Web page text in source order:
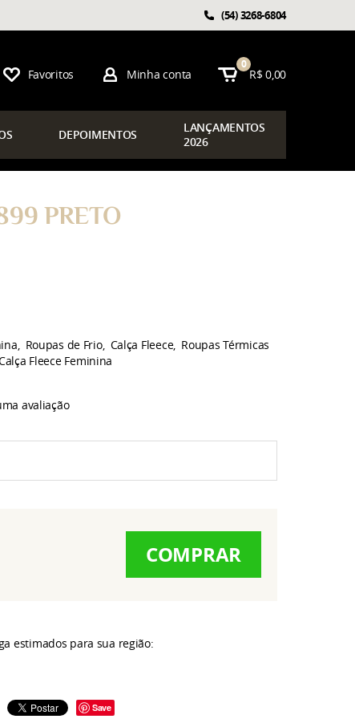
(54)3268-6804
Favoritos Minha conta
0
R$ 0,00
DEPOIMENTOS LANÇAMENTOS
2026
PRETO
Roupas de Frio Calça Fleece Roupas Térmicas
Fleece Feminina
avaliação
COMPRAR
estimados para sua região:
Save